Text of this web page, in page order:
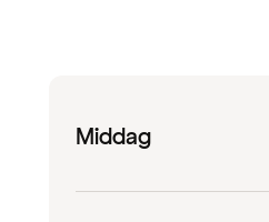
Middag